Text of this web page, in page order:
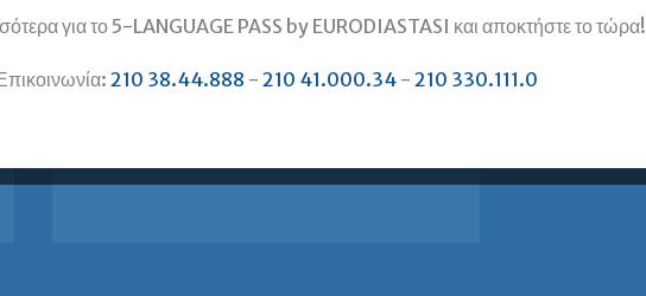
«με
ή
με
για το 5-LANGUAGE PASS by EURODIASTASI και αποκτήστε το τώρα!
210 38.44.888 - 210 41.000.34- 210 330.111.0